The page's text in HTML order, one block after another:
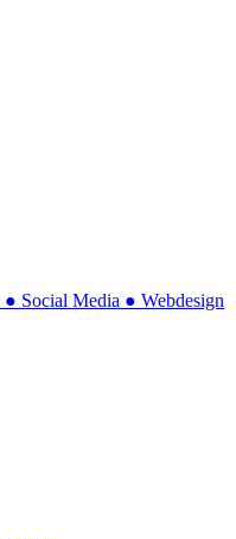
● Social Media ● Webdesign